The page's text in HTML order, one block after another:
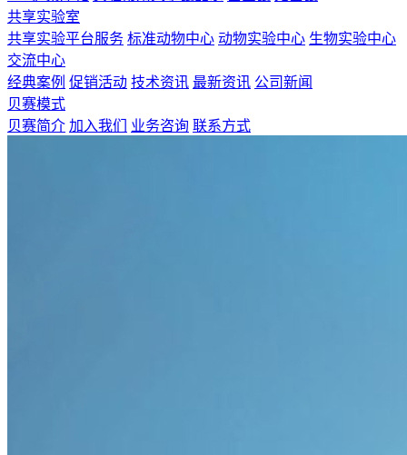
共享实验室
共享实验平台服务 标准动物中心 动物实验中心 生物实验中心
交流中心
经典案例 促销活动 技术资讯 最新资讯 公司新闻
贝赛模式
贝赛简介 加入我们 业务咨询 联系方式